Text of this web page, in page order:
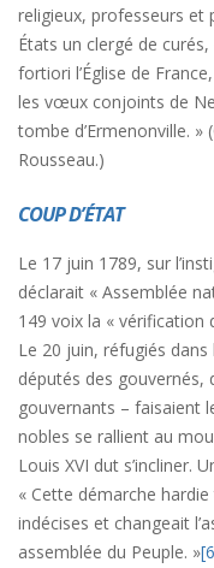
religieux, professeurs et
États un clergé de curés,
fortiori l’Église de
les vœux conjoints de
tombe d’Ermenonville. »
Rousseau.)
COUP D’ÉTAT
Le 17 juin 1789, sur
déclarait « Assemblée
149 voix la « vérification
Le 20 juin, réfugiés
députés des gouvernés,
gouvernants – faisaient
nobles se rallient au
Louis XVI dut s’incliner.
« Cette démarche
indécises et changeait
assemblée du Peuple. »